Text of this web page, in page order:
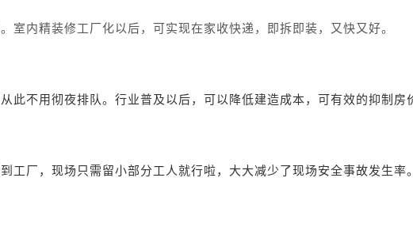
室内精装修工厂化以后，可实现在家收快递，即拆即装，又快又好。
此不用彻夜排队。行业普及以后，可以降低建造成本，可有效的抑制房
工厂，现场只需留小部分工人就行啦，大大减少了现场安全事故发生率。